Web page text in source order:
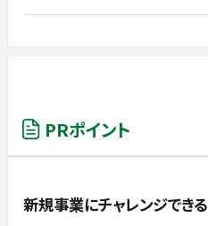
PRポイント
新規事業にチャレンジできる